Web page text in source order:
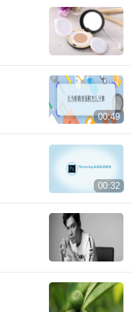
00:49
00:32